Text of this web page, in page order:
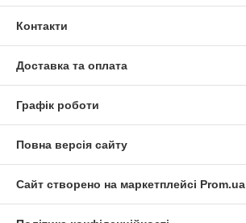
Контакти
Доставка та оплата
Графік роботи
Повна версія сайту
Сайт створено на маркетплейсі Prom.ua